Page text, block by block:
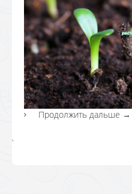
Продолжить дальше →